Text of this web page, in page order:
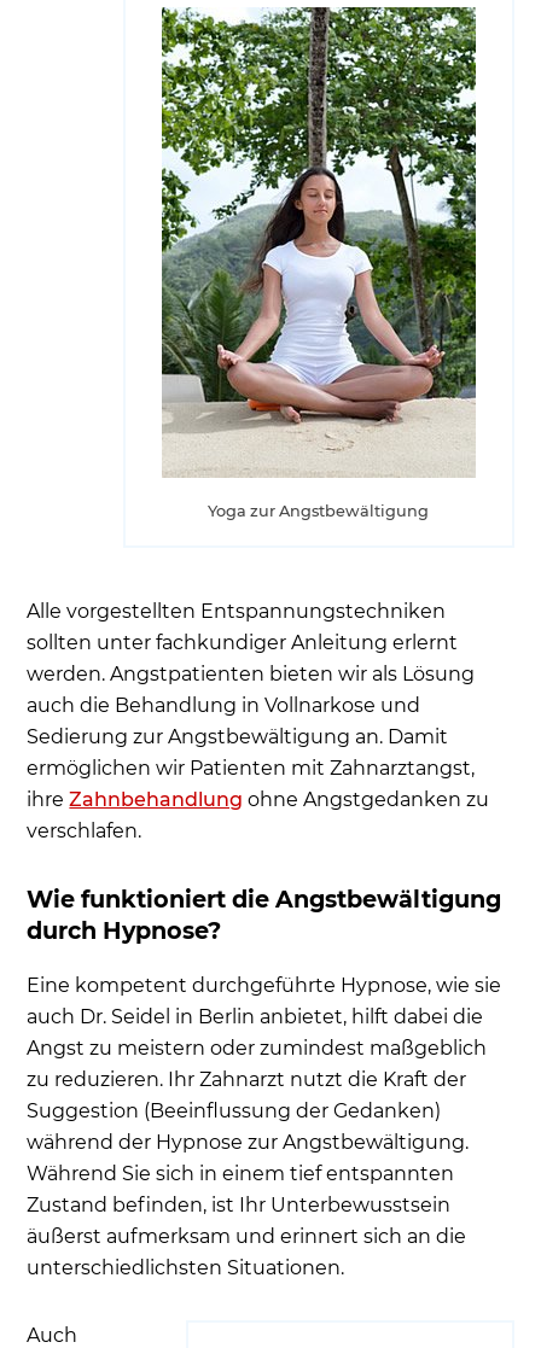
Yoga zur Angstbewältigung
Alle vorgestellten Entspannungstechniken
sollten unter fachkundiger Anleitung erlernt
werden. Angstpatienten bieten wir als Lösung
auch die Behandlung in Vollnarkose und
Sedierung zur Angstbewältigung an. Damit
ermöglichen wir Patienten mit Zahnarztangst,
ihreZahnbehandlung ohne Angstgedanken zu
verschlafen.
Wie funktioniert die Angstbewältigung
durch Hypnose?
Eine kompetent durchgeführte Hypnose, wie sie
auch Dr. Seidel in Berlin anbietet, hilft dabei die
Angst zu meistern oder zumindest maßgeblich
zu reduzieren. Ihr Zahnarzt nutzt die Kraft der
Suggestion (Beeinflussung der Gedanken)
während der Hypnose zur Angstbewältigung.
Während Sie sich in einem tief entspannten
Zustand befinden, ist Ihr Unterbewusstsein
äußerst aufmerksam und erinnert sich an die
unterschiedlichsten Situationen.
Auch